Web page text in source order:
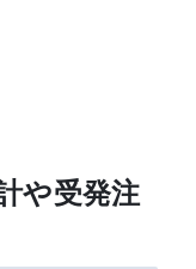
や受発注